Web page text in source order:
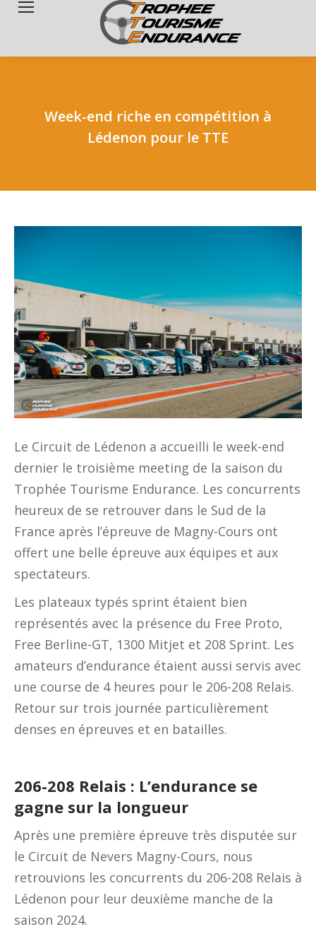
Week-end riche en compétition à
Lédenon pour le TTE
Le Circuit de Lédenon a accueilli le week-end
dernier le troisième meeting de la saison du
Trophée Tourisme Endurance. Les concurrents
heureux de se retrouver dans le Sud de la
France après l’épreuve de Magny-Cours ont
offert une belle épreuve aux équipes et aux
spectateurs.
Les plateaux typés sprint étaient bien
représentés avec la présence du Free Proto,
Free Berline-GT, 1300 Mitjet et 208 Sprint. Les
amateurs d’endurance étaient aussi servis avec
une course de 4 heures pour le 206-208 Relais.
Retour sur trois journée particulièrement
denses en épreuves et en batailles.
206-208 Relais : L’endurance se
gagne sur la longueur
Après une première épreuve très disputée sur
le Circuit de Nevers Magny-Cours, nous
retrouvions les concurrents du 206-208 Relais à
Lédenon pour leur deuxième manche de la
saison 2024.